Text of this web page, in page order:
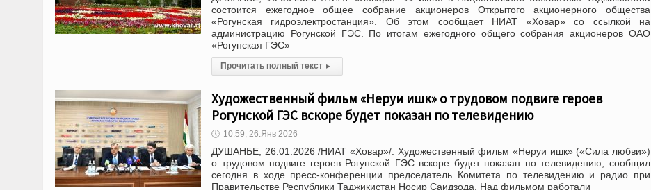
состоится ежегодное общее собрание акционеров Открытого акционерного общества
«Рогунская гидроэлектростанция». Об этом сообщает НИАТ «Ховар» со ссылкой на
администрацию Рогунской ГЭС. По итогам ежегодного общего собрания акционеров ОАО
«Рогунская ГЭС»
Прочитать полный текст ▸
Художественный фильм «Неруи ишк» о трудовом подвиге героев
Рогунской ГЭС вскоре будет показан по телевидению
🕔 10:59, 26.Янв 2026
ДУШАНБЕ, 26.01.2026 /НИАТ «Ховар»/. Художественный фильм «Неруи ишк» («Сила любви»)
о трудовом подвиге героев Рогунской ГЭС вскоре будет показан по телевидению, сообщил
сегодня в ходе пресс-конференции председатель Комитета по телевидению и радио при
Правительстве Республики Таджикистан Носир Саидзода. Над фильмом работали